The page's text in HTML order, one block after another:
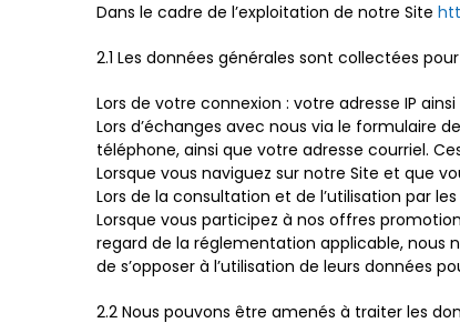
Dans le cadre de l’exploitation de notre Site
2.1 Les données générales sont collectées
Lors de votre connexion : votre adresse IP
Lors d’échanges avec nous via le formulaire
téléphone, ainsi que votre adresse courriel.
Lorsque vous naviguez sur notre Site et que
Lors de la consultation et de l’utilisation par
Lorsque vous participez à nos offres
regard de la réglementation applicable, nous
de s’opposer à l’utilisation de leurs
2.2 Nous pouvons être amenés à traiter les